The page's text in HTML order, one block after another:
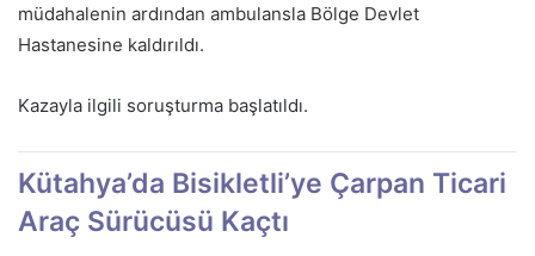
müdahalenin ardından ambulansla Bölge Devlet
Hastanesine kaldırıldı.
Kazayla ilgili soruşturma başlatıldı.
Kütahya’da Bisikletli’ye Çarpan Ticari
Araç Sürücüsü Kaçtı